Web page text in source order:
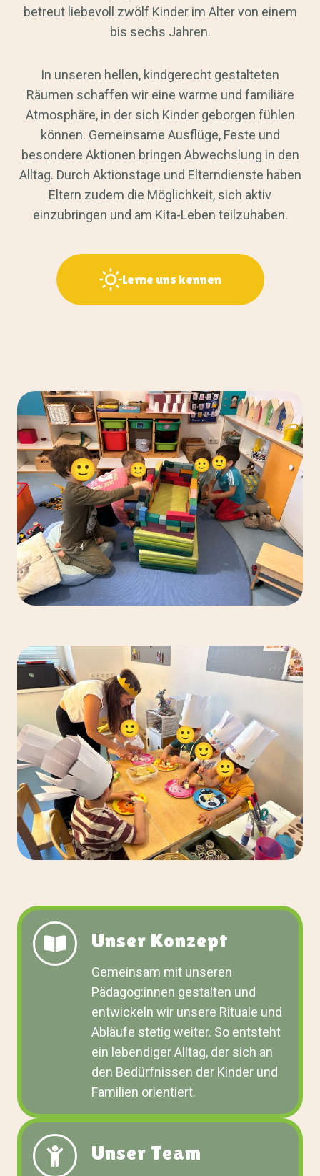
betreut liebevoll zwölf Kinder im Alter von einem
bis sechs Jahren.
In unseren hellen, kindgerecht gestalteten
Räumen schaffen wir eine warme und familiäre
Atmosphäre, in der sich Kinder geborgen fühlen
können. Gemeinsame Ausflüge, Feste und
besondere Aktionen bringen Abwechslung in den
Alltag. Durch Aktionstage und Elterndienste haben
Eltern zudem die Möglichkeit, sich aktiv
einzubringen und am Kita-Leben teilzuhaben.
Lerne uns kennen
Unser Konzept
Gemeinsam mit unseren
Pädagog:innen gestalten und
entwickeln wir unsere Rituale und
Abläufe stetig weiter. So entsteht
ein lebendiger Alltag, der sich an
den Bedürfnissen der Kinder und
Familien orientiert.
Unser Team